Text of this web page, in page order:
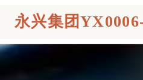
永兴集团